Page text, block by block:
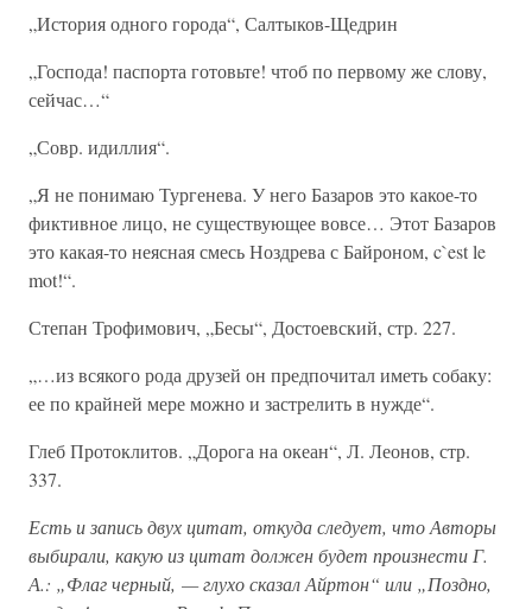
„История одного города“, Салтыков-Щедрин
„Господа! паспорта готовьте! чтоб по первому же слову,
сейчас…“
„Совр. идиллия“.
„Я не понимаю Тургенева. У него Базаров это какое-то
фиктивное лицо, не существующее вовсе… Этот Базаров
это какая-то неясная смесь Ноздрева с Байроном, c`est le
mot!“.
Степан Трофимович, „Бесы“, Достоевский, стр. 227.
„…из всякого рода друзей он предпочитал иметь собаку:
ее по крайней мере можно и застрелить в нужде“.
Глеб Протоклитов. „Дорога на океан“, Л. Леонов, стр.
337.
Есть и запись двух цитат, откуда следует, что Авторы
выбирали, какую из цитат должен будет произнести Г.
А.: „Флаг черный, — глухо сказал Айртон“ или „Поздно,